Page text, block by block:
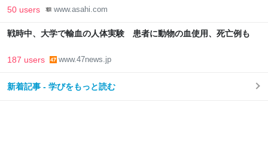
50 users www.asahi.com
戦時中、大学で輸血の人体実験 患者に動物の血使用、死亡例も
187 users www.47news.jp
新着記事 - 学びをもっと読む